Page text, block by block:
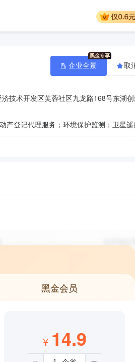
技术开发区芙蓉社区九龙路168号东湖
企业全景 取
黑金会员
¥ 14.9